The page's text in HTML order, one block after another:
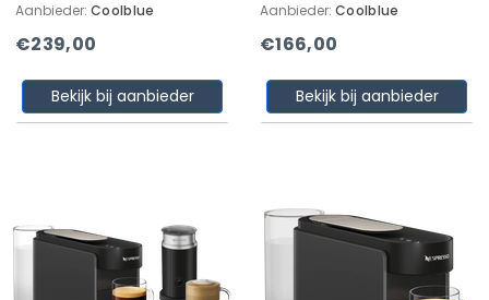
Aanbieder: Coolblue
€239,00
Bekijk bij aanbieder
Aanbieder: Coolblue
€166,00
Bekijk bij aanbieder